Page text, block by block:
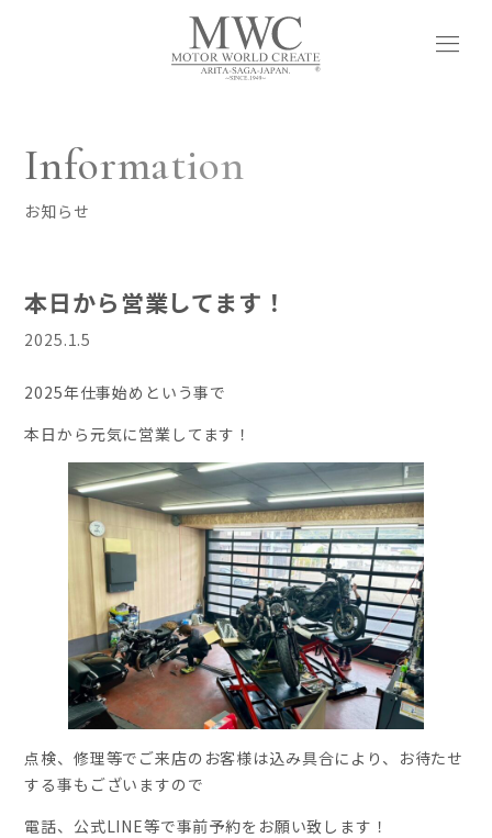
menu
Information
お知らせ
本日から営業してます！
2025.1.5
2025年仕事始めという事で
本日から元気に営業してます！
点検、修理等でご来店のお客様は込み具合により、お待たせ
する事もございますので
電話、公式LINE等で事前予約をお願い致します！